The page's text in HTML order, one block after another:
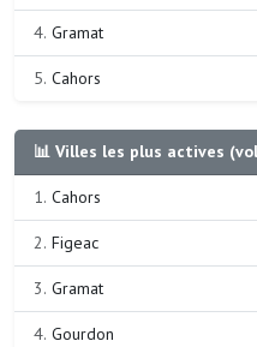
4. Gramat
5. Cahors
📊 Villes les plus actives
1. Cahors
2. Figeac
3. Gramat
4. Gourdon